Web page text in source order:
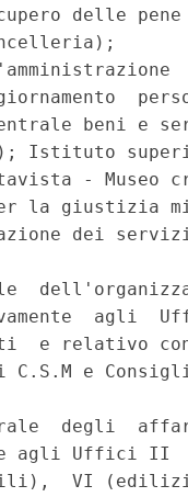
delle
beni e
Istituto
- Museo
la giustizia
dei
agli
e relativo
C.S.M e
degli
agli Uffici
VI